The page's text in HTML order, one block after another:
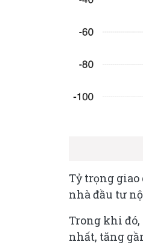
Tỷ trọng
nhà đầu tư
Trong khi
nhất, tăng